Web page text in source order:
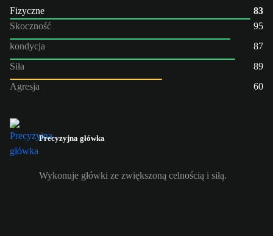
Fizyczne
83
Skoczność
95
kondycja
87
Siła
89
Agresja
60
Precyzyjna główka
Wykonuje główki ze zwiększoną celnością i siłą.